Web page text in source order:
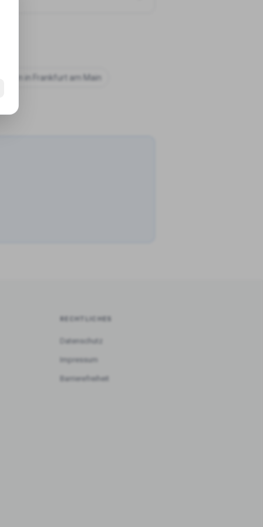
in Frankfurt am Main
RECHTLICHES
Datenschutz
Impressum
Barrierefreiheit